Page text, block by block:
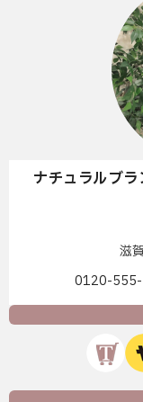
ナチュラルブ
滋
0120-555-